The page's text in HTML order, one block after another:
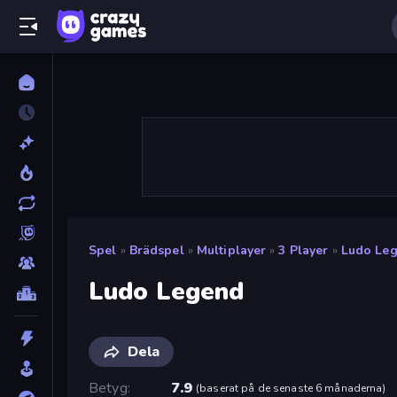
Spel » Brädspel » Multiplayer » 3 Player » Ludo
Ludo Legend
Dela
Betyg
7.9 (baserat på de senaste 6 månaderna)